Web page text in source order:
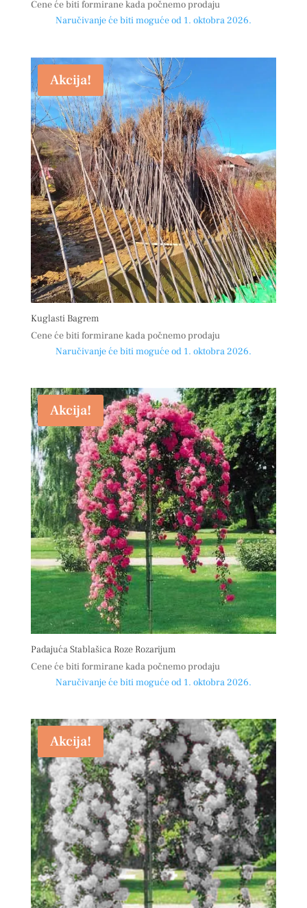
Cene će biti formirane kada počnemo prodaju
Naručivanje će biti moguće od 1. oktobra 2026.
Akcija!
Kuglasti Bagrem
Cene će biti formirane kada počnemo prodaju
Naručivanje će biti moguće od 1. oktobra 2026.
Akcija!
Padajuća Stablašica Roze Rozarijum
Cene će biti formirane kada počnemo prodaju
Naručivanje će biti moguće od 1. oktobra 2026.
Akcija!